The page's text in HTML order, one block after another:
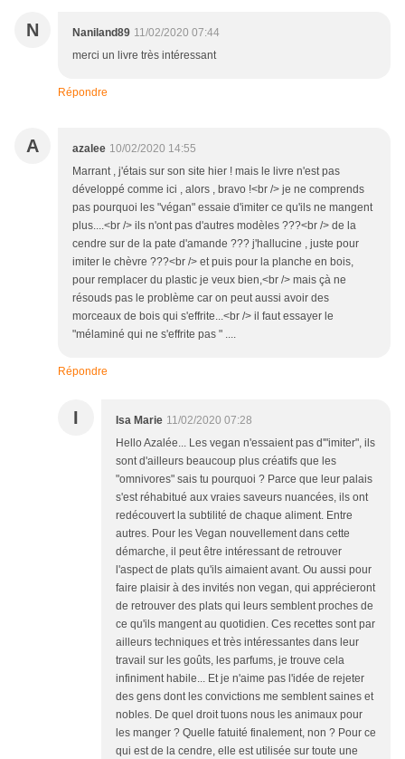
N Naniland89 11/02/2020 07:44
merci un livre très intéressant
Répondre
A azalee 10/02/2020 14:55
Marrant , j'étais sur son site hier ! mais le livre n'est pas
développé comme ici , alors , bravo !<br /> je ne comprends
pas pourquoi les "végan" essaie d'imiter ce qu'ils ne mangent
plus....<br /> ils n'ont pas d'autres modèles ???<br /> de la
cendre sur de la pate d'amande ??? j'hallucine , juste pour
imiter le chèvre ???<br /> et puis pour la planche en bois,
pour remplacer du plastic je veux bien,<br /> mais çà ne
résouds pas le problème car on peut aussi avoir des
morceaux de bois qui s'effrite...<br /> il faut essayer le
"mélaminé qui ne s'effrite pas " ....
Répondre
I Isa Marie 11/02/2020 07:28
Hello Azalée... Les vegan n'essaient pas d'"imiter", ils
sont d'ailleurs beaucoup plus créatifs que les
"omnivores" sais tu pourquoi ? Parce que leur palais
s'est réhabitué aux vraies saveurs nuancées, ils ont
redécouvert la subtilité de chaque aliment. Entre
autres. Pour les Vegan nouvellement dans cette
démarche, il peut être intéressant de retrouver
l'aspect de plats qu'ils aimaient avant. Ou aussi pour
faire plaisir à des invités non vegan, qui apprécieront
de retrouver des plats qui leurs semblent proches de
ce qu'ils mangent au quotidien. Ces recettes sont par
ailleurs techniques et très intéressantes dans leur
travail sur les goûts, les parfums, je trouve cela
infiniment habile... Et je n'aime pas l'idée de rejeter
des gens dont les convictions me semblent saines et
nobles. De quel droit tuons nous les animaux pour
les manger ? Quelle fatuité finalement, non ? Pour ce
qui est de la cendre, elle est utilisée sur toute une